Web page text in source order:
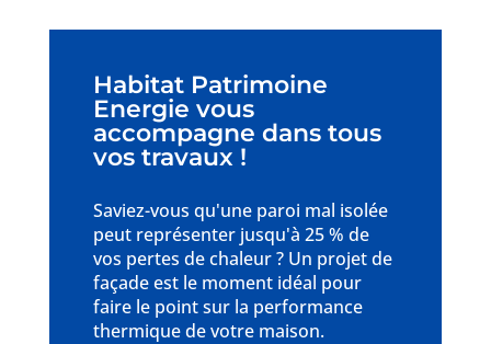
Habitat Patrimoine
Energie vous
accompagne dans tous
vos travaux !
Saviez-vous qu'une paroi mal isolée
peut représenter jusqu'à 25 % de
vos pertes de chaleur ? Un projet de
façade est le moment idéal pour
faire le point sur la performance
thermique de votre maison.